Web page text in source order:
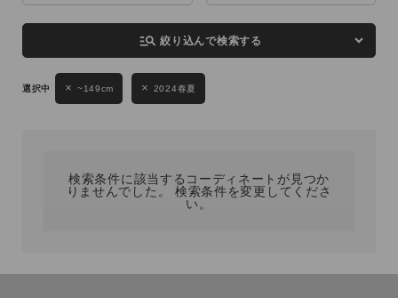
manage_search 絞り込んで検索する
~149cm 2024春夏
検索条件に該当するコーディネートが見つか
りませんでした。 検索条件を変更してくださ
い。